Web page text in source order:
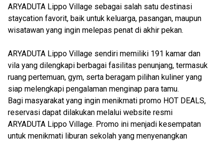
ARYADUTA Lippo Village sebagai salah satu destinasi
staycation favorit, baik untuk keluarga, pasangan, maupun
wisatawan yang ingin melepas penat di akhir pekan.
ARYADUTA Lippo Village sendiri memiliki 191 kamar dan
vila yang dilengkapi berbagai fasilitas penunjang, termasuk
ruang pertemuan, gym, serta beragam pilihan kuliner yang
siap melengkapi pengalaman menginap para tamu.
Bagi masyarakat yang ingin menikmati promo HOT DEALS,
reservasi dapat dilakukan melalui website resmi
ARYADUTA Lippo Village. Promo ini menjadi kesempatan
untuk menikmati liburan sekolah yang menyenangkan